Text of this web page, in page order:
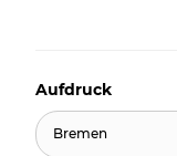
Aufdruck
Bremen